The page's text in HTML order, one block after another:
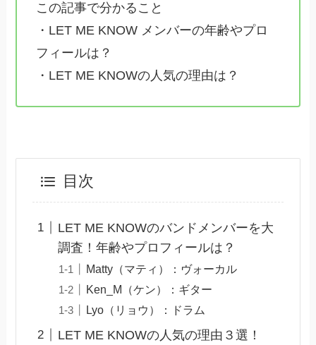
この記事で分かること
・LET ME KNOW メンバーの年齢やプロ
フィールは？
・LET ME KNOWの人気の理由は？
目次
LET ME KNOWのバンドメンバーを大
調査！年齢やプロフィールは？
Matty（マティ）：ヴォーカル
Ken_M（ケン）：ギター
Lyo（リョウ）：ドラム
LET ME KNOWの人気の理由３選！